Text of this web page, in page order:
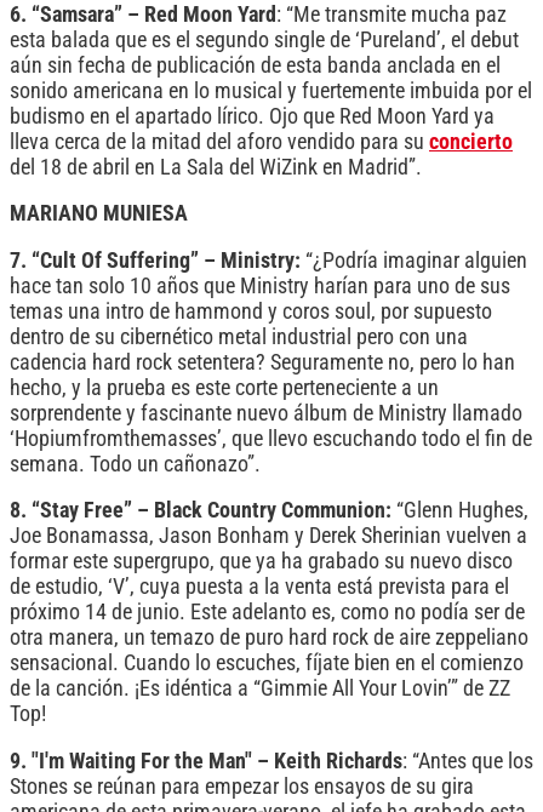
6. “Samsara” – Red Moon Yard : “Me transmite mucha paz
esta balada que es el segundo single de ‘Pureland’, el debut
aún sin fecha de publicación de esta banda anclada en el
sonido americana en lo musical y fuertemente imbuida por el
budismo en el apartado lírico. Ojo que Red Moon Yard ya
lleva cerca de la mitad del aforo vendido para su concierto
del 18 de abril en La Sala del WiZink en Madrid”.
MARIANO MUNIESA
7. “Cult Of Suffering” – Ministry: “¿Podría imaginar alguien
hace tan solo 10 años que Ministry harían para uno de sus
temas una intro de hammond y coros soul, por supuesto
dentro de su cibernético metal industrial pero con una
cadencia hard rock setentera? Seguramente no, pero lo han
hecho, y la prueba es este corte perteneciente a un
sorprendente y fascinante nuevo álbum de Ministry llamado
‘Hopiumfromthemasses’, que llevo escuchando todo el fin de
semana. Todo un cañonazo”.
8. “Stay Free” – Black Country Communion: “Glenn Hughes,
Joe Bonamassa, Jason Bonham y Derek Sherinian vuelven a
formar este supergrupo, que ya ha grabado su nuevo disco
de estudio, ‘V’, cuya puesta a la venta está prevista para el
próximo 14 de junio. Este adelanto es, como no podía ser de
otra manera, un temazo de puro hard rock de aire zeppeliano
sensacional. Cuando lo escuches, fíjate bien en el comienzo
de la canción. ¡Es idéntica a “Gimmie All Your Lovin’” de ZZ
Top!
9. "I'm Waiting For the Man" – Keith Richards: “Antes que los
Stones se reúnan para empezar los ensayos de su gira